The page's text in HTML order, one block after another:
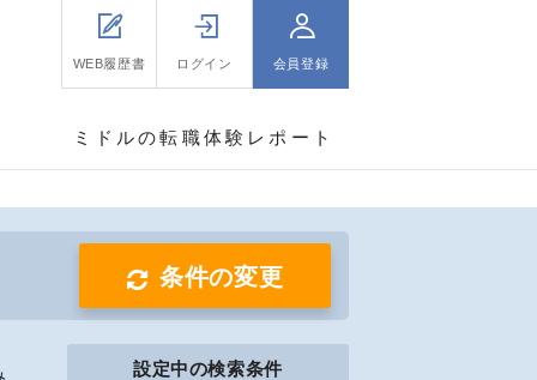
WEB履歴書 ログイン 会員登録
ミドルの転職体験レポート
条件の変更
設定中の検索条件